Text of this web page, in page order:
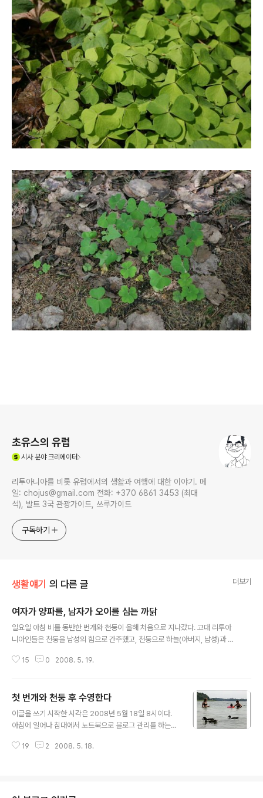
초유스의 유럽
시사분야 크리에이터
리투아니아를 비롯 유럽에서의 생활과 여행에 대한 이야기. 메
일: chojus@gmail.com 전화: +370 6861 3453 (최대
석), 발트 3국 관광가이드, 쓰루가이드
구독하기
생활얘기 의 다른 글 더보기
여자가 양파를, 남자가 오이를 심는 까닭
일요일 아침 비를 동반한 번개와 천둥이 올해 처음으로 지나갔다. 고대 리투아
니아인들은 천둥을 남성의 힘으로 간주했고, 천둥으로 하늘(아버지, 남성)과 땅
자들은 밭으로 가서 뒹굴면서 풍작을 기원했다고 한다. 오후 들어 날이 개이자
을 그렇게 깊지 않게 파서 심었는데도 불고하고 이렇게 싹이 잘 나서 좋았다. 풍
작이 벌써 기대된다. 오늘은 강낭콩과 오이 씨앗을 심었다. 친척인 빌마가 먼저
오이 씨앗을 심을 고랑을 깊숙이 파고 있었다. 이를 지켜보면서 씨앗을 심는 일
15 0 2008. 5. 19.
첫 번개와 천둥 후 수영한다
이글을 쓰기 시작한 시각은 2008년 5월 18일 8시이다.
아침에 일어나 침대에서 노트북으로 블로그 관리를 하는
름이 끼었다. 아침 해와 먹구름이 한판 붙는 형국이었다. 아
의 굵은 비를 동반했다. 그리고 언제 번개와 천둥이 지나갔
19 2 2008. 5. 18.